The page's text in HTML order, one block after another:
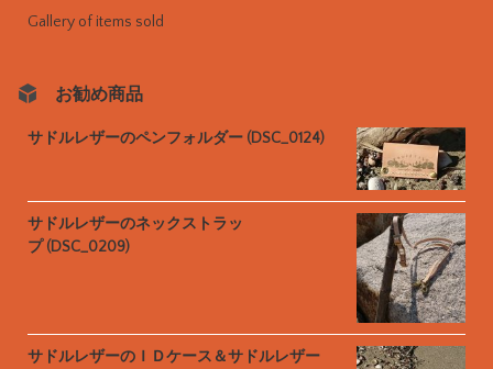
Gallery of items sold
お勧め商品
サドルレザーのペンフォルダー (DSC_0124)
サドルレザーのネックストラッ
プ (DSC_0209)
サドルレザーのＩＤケース＆サドルレザー